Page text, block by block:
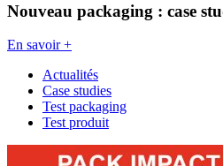
Nouveau packaging : case
En savoir +
Actualités
Case studies
Test packaging
Test produit